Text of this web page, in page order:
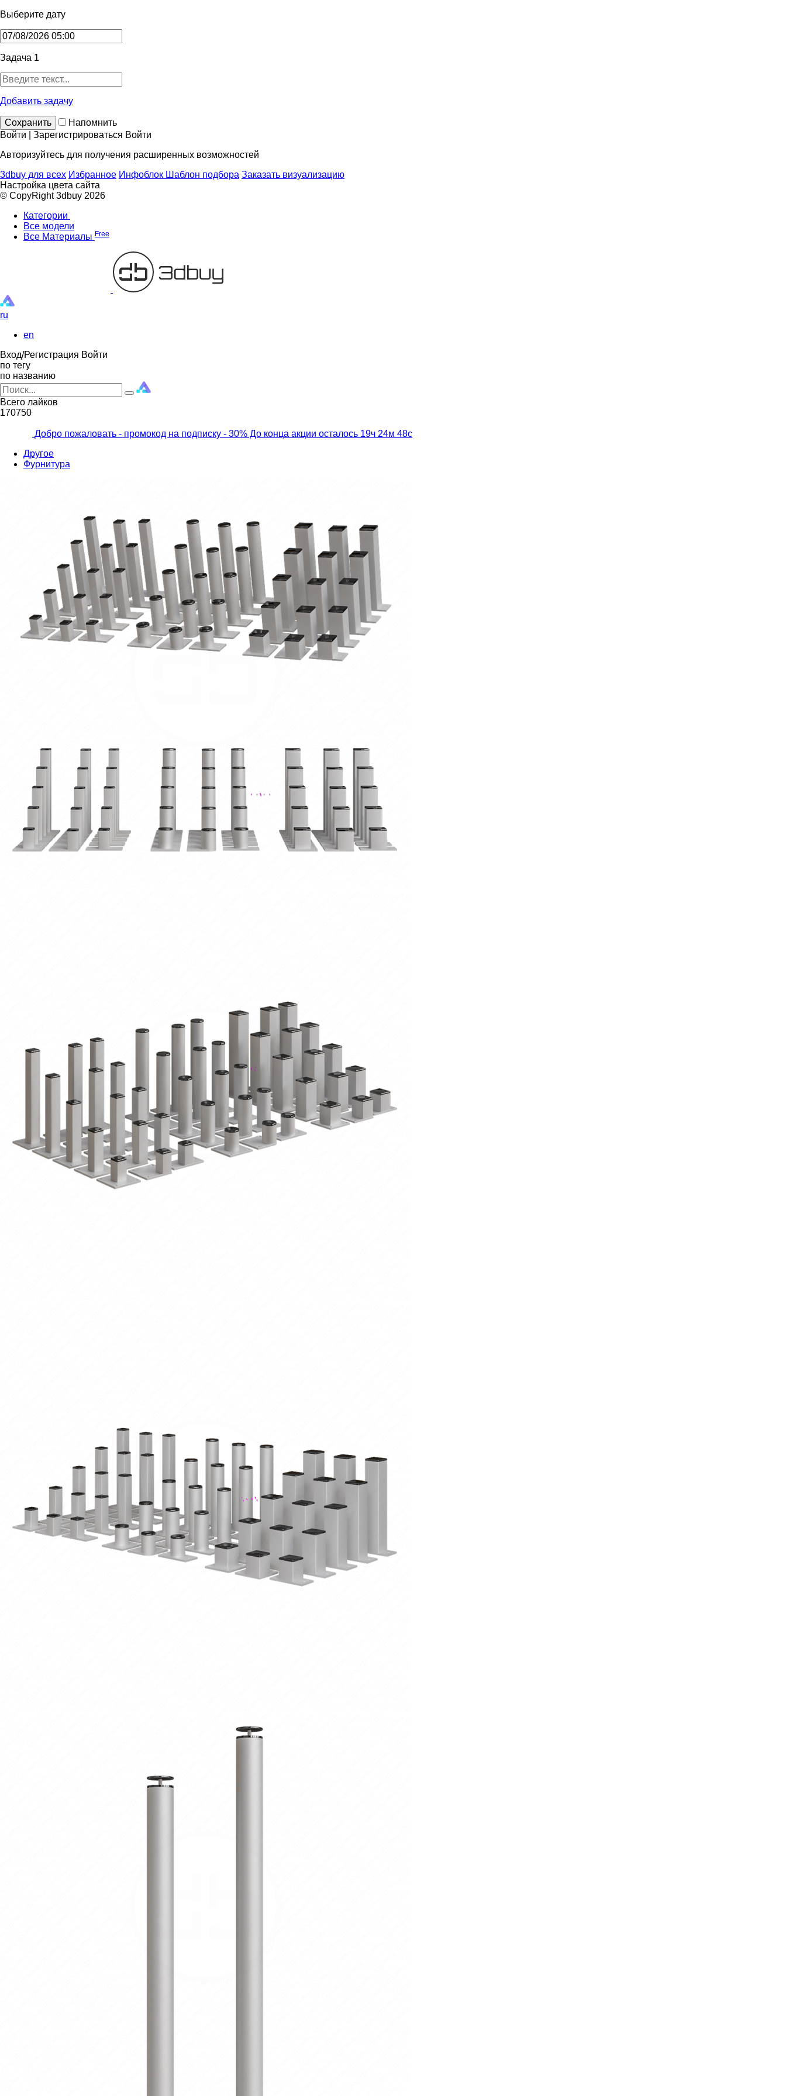
Выберите дату
Задача 1
Добавить задачу
Сохранить
Напомнить
Войти | Зарегистрироваться Войти
Авторизуйтесь для получения расширенных возможностей
3dbuy для всех Избранное Инфоблок Шаблон подбора Заказать визуализацию
Настройка цвета сайта
© CopyRight 3dbuy 2026
Категории
Все модели
Все Материалы Free
ru
en
Вход/Регистрация Войти
по тегу
по названию
Всего лайков
170750
Добро пожаловать - промокод на подписку - 30% До конца акции осталось 19ч 24м 47с
Другое
Фурнитура